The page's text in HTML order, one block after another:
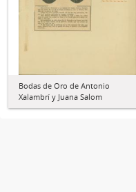
Bodas de Oro de Antonio
Xalambrí y Juana Salom